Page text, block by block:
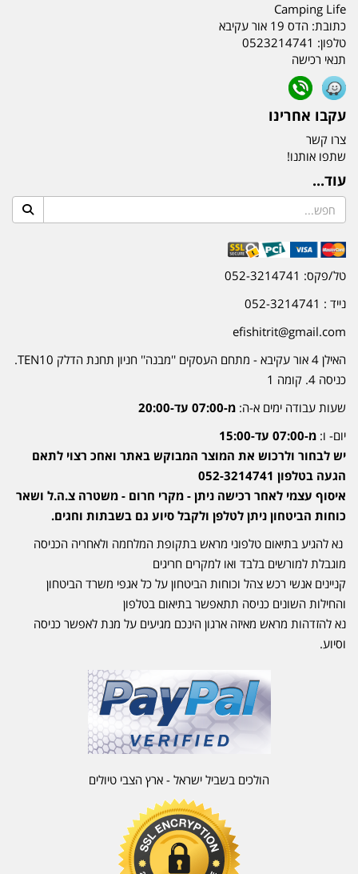
Camping Life
כתובת: הדס 19 אור עקיבא
טלפון: 0523214741
תנאי רכישה
עקבו אחרינו
צרו קשר
שתפו אותנו!
עוד...
טל/פקס: 052-3214741
נייד : 052-3214741
efishitrit@gmail.com
האילן 4 אור עקיבא - מתחם העסקים ''מבנה'' חניון תחנת הדלק TEN10.
כניסה 4. קומה 1
שעות עבודה ימים א-ה: מ-07:00 עד-20:00
יום- ו: מ-07:00 עד-15:00
יש לבחור ולרכוש את המוצר המבוקש באתר ואחכ רצוי לתאם
הגעה בטלפון 052-3214741
איסוף עצמי לאחר רכישה ניתן - מקרי חרום - משטרה צ.ה.ל ושאר
כוחות הביטחון ניתן לטלפן ולקבל סיוע גם בשבתות וחגים.
נא להגיע בתיאום טלפוני מראש בתקופת המלחמה ולאחריה הכניסה
מוגבלת למורשים בלבד ואו למקרים חריגים
קניינים אנשי רכש צהל וכוחות הביטחון על כל אגפי משרד הביטחון
והחילות השונים כניסה תתאפשר בתיאום בטלפון
נא להזדהות מראש מאיזה ארגון הינכם מגיעים על מנת לאפשר כניסה
וסיוע.
הולכים בשביל ישראל - ארץ הצבי טיולים